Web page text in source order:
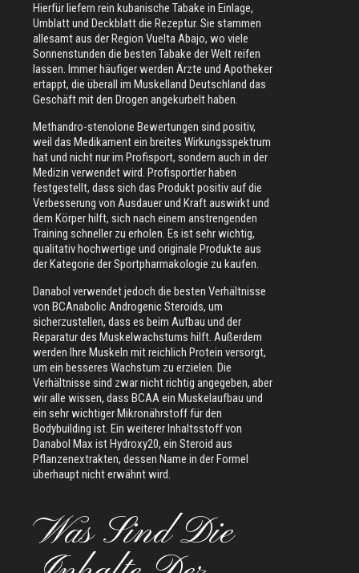
Hierfür liefern rein kubanische Tabake in Einlage,
Umblatt und Deckblatt die Rezeptur. Sie stammen
allesamt aus der Region Vuelta Abajo, wo viele
Sonnenstunden die besten Tabake der Welt reifen
lassen. Immer häufiger werden Ärzte und Apotheker
ertappt, die überall im Muskelland Deutschland das
Geschäft mit den Drogen angekurbelt haben.
Methandro-stenolone Bewertungen sind positiv,
weil das Medikament ein breites Wirkungsspektrum
hat und nicht nur im Profisport, sondern auch in der
Medizin verwendet wird. Profisportler haben
festgestellt, dass sich das Produkt positiv auf die
Verbesserung von Ausdauer und Kraft auswirkt und
dem Körper hilft, sich nach einem anstrengenden
Training schneller zu erholen. Es ist sehr wichtig,
qualitativ hochwertige und originale Produkte aus
der Kategorie der Sportpharmakologie zu kaufen.
Danabol verwendet jedoch die besten Verhältnisse
von BCAnabolic Androgenic Steroids, um
sicherzustellen, dass es beim Aufbau und der
Reparatur des Muskelwachstums hilft. Außerdem
werden Ihre Muskeln mit reichlich Protein versorgt,
um ein besseres Wachstum zu erzielen. Die
Verhältnisse sind zwar nicht richtig angegeben, aber
wir alle wissen, dass BCAA ein Muskelaufbau und
ein sehr wichtiger Mikronährstoff für den
Bodybuilding ist. Ein weiterer Inhaltsstoff von
Danabol Max ist Hydroxy20, ein Steroid aus
Pflanzenextrakten, dessen Name in der Formel
überhaupt nicht erwähnt wird.
Was Sind Die